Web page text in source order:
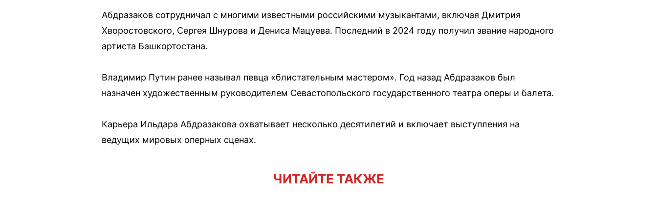
Абдразаков сотрудничал с многими известными российскими музыкантами, включая Дмитрия
Хворостовского, Сергея Шнурова и Дениса Мацуева. Последний в 2024 году получил звание народного
артиста Башкортостана.
Владимир Путин ранее называл певца «блистательным мастером». Год назад Абдразаков был
назначен художественным руководителем Севастопольского государственного театра оперы и балета.
Карьера Ильдара Абдразакова охватывает несколько десятилетий и включает выступления на
ведущих мировых оперных сценах.
ЧИТАЙТЕ ТАКЖЕ